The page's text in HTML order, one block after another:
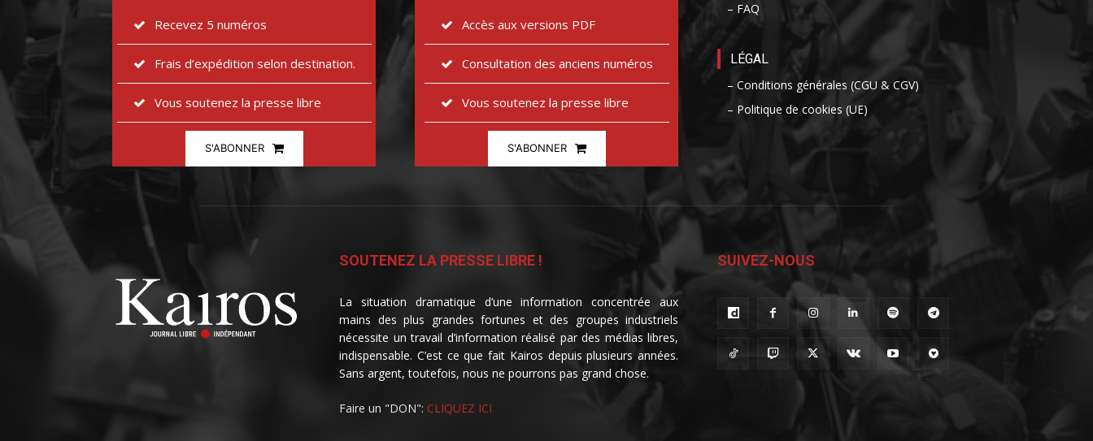
Recevez 5 numéros
Frais d’expédition selon destination.
Vous soutenez la presse libre
S'ABONNER
Accès aux versions PDF
Consultation des anciens numéros
Vous soutenez la presse libre
S'ABONNER
– FAQ
LÉGAL
– Conditions générales (CGU & CGV)
– Politique de cookies (UE)
SOUTENEZ LA PRESSE LIBRE !
La situation dramatique d’une information concentrée aux
mains des plus grandes fortunes et des groupes industriels
nécessite un travail d’information réalisé par des médias libres,
indispensable. C’est ce que fait Kairos depuis plusieurs années.
Sans argent, toutefois, nous ne pourrons pas grand chose.
Faire un "DON": CLIQUEZ ICI
SUIVEZ-NOUS